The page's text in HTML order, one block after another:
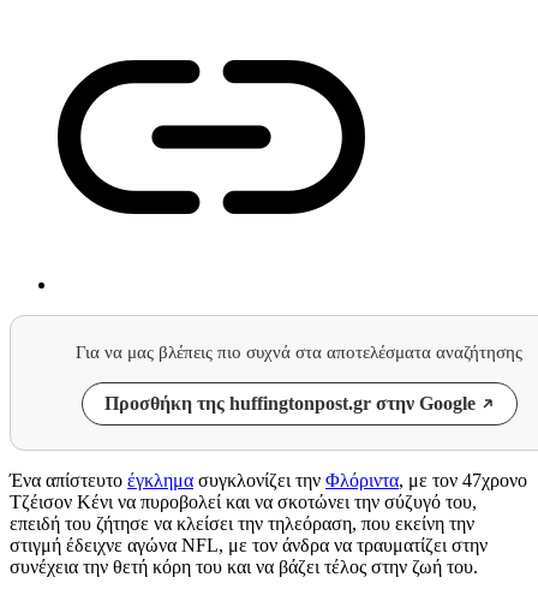
Για να μας βλέπεις πιο συχνά στα αποτελέσματα αναζήτησης
Προσθήκη της huffingtonpost.gr στην Google
Ένα απίστευτο έγκλημα συγκλονίζει την Φλόριντα, με τον 47χρονο
Τζέισον Κένι να πυροβολεί και να σκοτώνει την σύζυγό του,
επειδή του ζήτησε να κλείσει την τηλεόραση, που εκείνη την
στιγμή έδειχνε αγώνα NFL, με τον άνδρα να τραυματίζει στην
συνέχεια την θετή κόρη του και να βάζει τέλος στην ζωή του.